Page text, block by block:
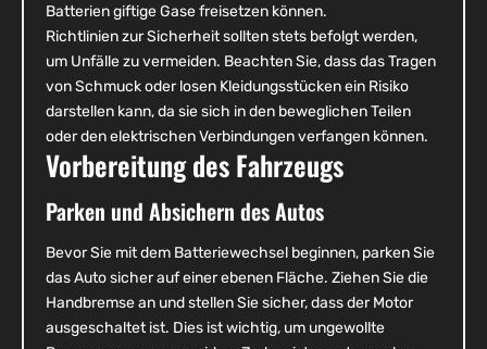
Batterien giftige Gase freisetzen können.
Richtlinien zur Sicherheit sollten stets befolgt werden,
um Unfälle zu vermeiden. Beachten Sie, dass das Tragen
von Schmuck oder losen Kleidungsstücken ein Risiko
darstellen kann, da sie sich in den beweglichen Teilen
oder den elektrischen Verbindungen verfangen können.
Vorbereitung des Fahrzeugs
Parken und Absichern des Autos
Bevor Sie mit dem Batteriewechsel beginnen, parken Sie
das Auto sicher auf einer ebenen Fläche. Ziehen Sie die
Handbremse an und stellen Sie sicher, dass der Motor
ausgeschaltet ist. Dies ist wichtig, um ungewollte